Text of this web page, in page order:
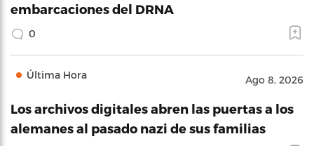
embarcaciones del DRNA
0
Última Hora Ago 8, 2026
Los archivos digitales abren las puertas a los
alemanes al pasado nazi de sus familias